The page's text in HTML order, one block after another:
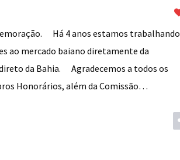
⠀ Há 4 anos estamos trabalhando
ao mercado baiano diretamente da
da Bahia. ⠀ Agradecemos a todos os
Honorários, além da Comissão…